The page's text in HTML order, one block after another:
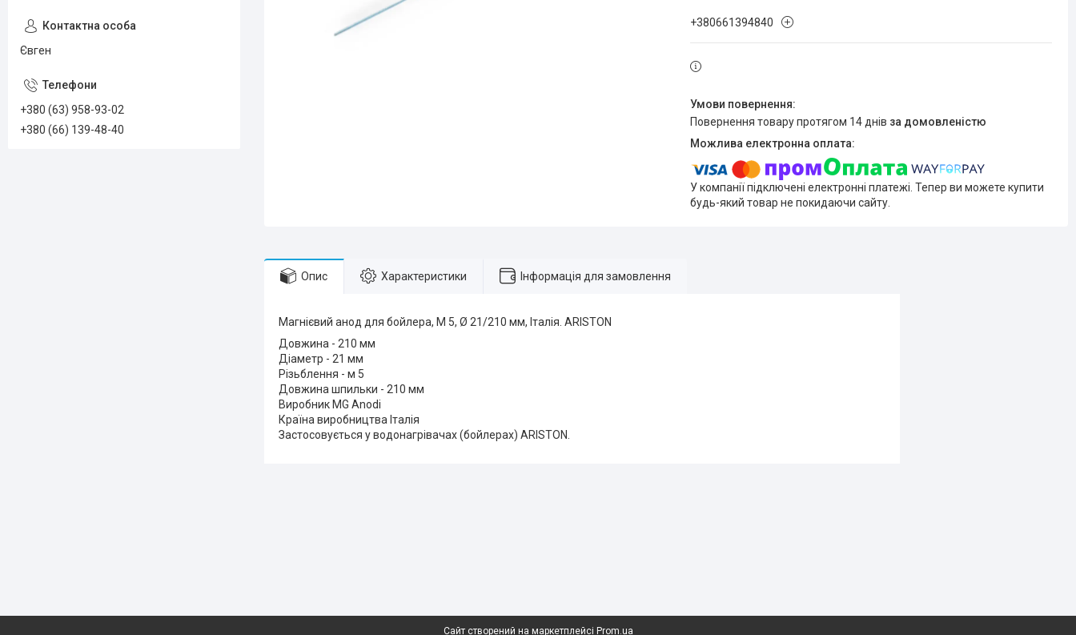
+380661394840
повернення товару протягом 14 днів за домовленістю
У компанії підключені електронні платежі. Тепер ви можете купити
будь-який товар не покидаючи сайту.
Опис Характеристики Інформація для замовлення
Магнієвий анод для бойлера, М 5, Ø 21/210 мм, Італія. ARISTON
Довжина - 210 мм
Діаметр - 21 мм
Різьблення - м 5
Довжина шпильки - 210 мм
Виробник MG Anodi
Країна виробництва Італія
Застосовується у водонагрівачах (бойлерах) ARISTON.
Євген
+380 (63) 958-93-02
+380 (66) 139-48-40
Сайт створений на маркетплейсі Prom.ua